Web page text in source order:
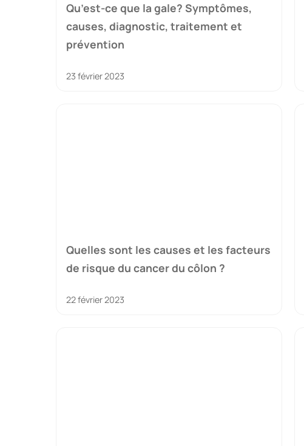
Qu’est-ce que la gale? Symptômes,
causes, diagnostic, traitement et
prévention
23 février 2023
Quelles sont les causes et les facteurs
de risque du cancer du côlon ?
22 février 2023